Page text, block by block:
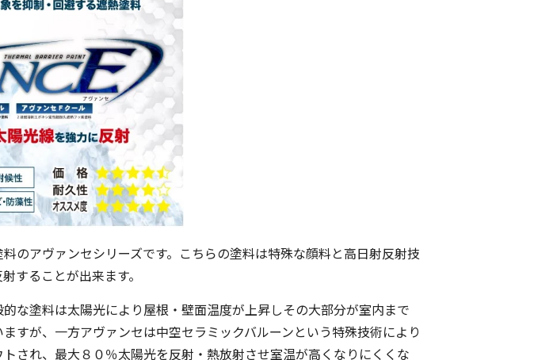
のアヴァンセシリーズです。こちらの塗料は特殊な顔料と高日射反射技
することが出来ます。
な塗料は太陽光により屋根・壁面温度が上昇しその大部分が室内まで
すが、一方アヴァンセは中空セラミックバルーンという特殊技術により
され、最大８０％太陽光を反射・熱放射させ室温が高くなりにくくな